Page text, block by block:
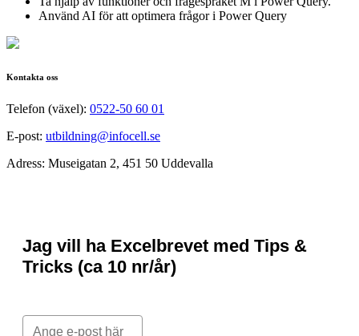
Använd AI för att optimera frågor i Power Query
Kontakta oss
Telefon (växel): 0522-50 60 01
E-post: utbildning@infocell.se
Adress: Museigatan 2, 451 50 Uddevalla
Jag vill ha Excelbrevet med Tips &
Tricks (ca 10 nr/år)